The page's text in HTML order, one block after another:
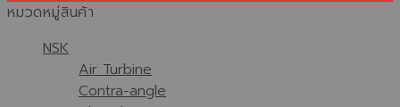
หมวดหมู่สินค้า
NSK
Air Turbine
Contra-angle